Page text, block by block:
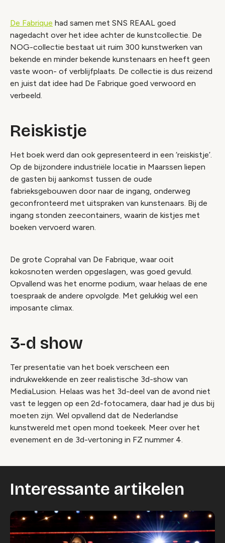
De Fabrique had samen met SNS REAAL goed
nagedacht over het idee achter de kunstcollectie. De
NOG-collectie bestaat uit ruim 300 kunstwerken van
bekende en minder bekende kunstenaars en heeft geen
vaste woon- of verblijfplaats. De collectie is dus reizend
en juist dat idee had De Fabrique goed verwoord en
verbeeld.
Reiskistje
Het boek werd dan ook gepresenteerd in een ‘reiskistje’.
Op de bijzondere industriële locatie in Maarssen liepen
de gasten bij aankomst tussen de oude
fabrieksgebouwen door naar de ingang, onderweg
geconfronteerd met uitspraken van kunstenaars. Bij de
ingang stonden zeecontainers, waarin de kistjes met
boeken vervoerd waren.
De grote Coprahal van De Fabrique, waar ooit
kokosnoten werden opgeslagen, was goed gevuld.
Opvallend was het enorme podium, waar helaas de ene
toespraak de andere opvolgde. Met gelukkig wel een
imposante climax.
3-d show
Ter presentatie van het boek verscheen een
indrukwekkende en zeer realistische 3d-show van
MediaLusion. Helaas was het 3d-deel van de avond niet
vast te leggen op een 2d-fotocamera, daar had je dus bij
moeten zijn. Wel opvallend dat de Nederlandse
kunstwereld met open mond toekeek. Meer over het
evenement en de 3d-vertoning in FZ nummer 4.
Interessante artikelen